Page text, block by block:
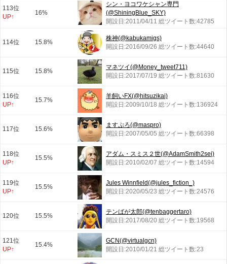
113位
UP↑
16%
シン・ヨコワケシャン専門
(@ShiningBlue_SKY)
開設日:2011/04/11 総ツイート数:42785
114位 15.8%
株神(@kabukamigs)
開設日:2016/09/26 総ツイート数:44640
115位 15.8%
マネツイ(@Money_tweet711)
開設日:2017/07/19 総ツイート数:81630
116位
UP↑
15.7%
羊飼いFX(@hitsuzikai)
開設日:2009/10/18 総ツイート数:136924
117位 15.6%
ますぷろ(@maspro)
開設日:2007/05/05 総ツイート数:66398
118位
UP↑
15.5%
アダム・スミス２世(@AdamSmith2sei)
開設日:2010/02/07 総ツイート数:14594
119位
UP↑
15.5%
Jules Winnfield(@jules_fiction_)
開設日:2020/05/23 総ツイート数:24576
120位 15.5%
テンばが太郎(@tenbaggertaro)
開設日:2017/08/20 総ツイート数:19568
121位
UP↑
15.4%
GCN(@virtualgcn)
開設日:2010/01/21 総ツイート数:23